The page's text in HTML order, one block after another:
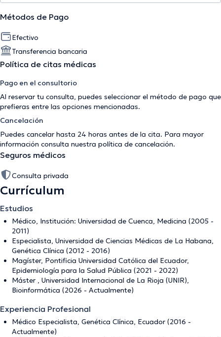
Métodos de Pago
Efectivo
Transferencia bancaria
Política de citas médicas
Pago en el consultorio
Al reservar tu consulta, puedes seleccionar el método de pago que
prefieras entre las opciones mencionadas.
Cancelación
Puedes cancelar hasta 24 horas antes de la cita. Para mayor
información consulta nuestra política de cancelación.
Seguros médicos
Consulta privada
Currículum
Estudios
Médico, Institución: Universidad de Cuenca, Medicina (2005 -
2011)
Especialista, Universidad de Ciencias Médicas de La Habana,
Genética Clínica (2012 - 2016)
Magíster, Pontificia Universidad Católica del Ecuador,
Epidemiología para la Salud Pública (2021 - 2022)
Máster , Universidad Internacional de La Rioja (UNIR),
Bioinformática (2026 - Actualmente)
Experiencia Profesional
Médico Especialista, Genética Clínica, Ecuador (2016 -
Actualmente)